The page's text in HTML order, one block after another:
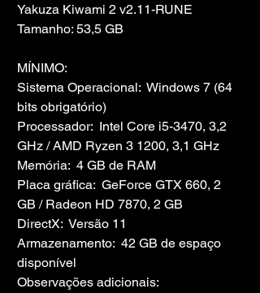
Yakuza Kiwami 2 v2.11-RUNE
Tamanho: 53,5 GB
MÍNIMO:
Sistema Operacional:  Windows 7 (64
bits obrigatório)
Processador:  Intel Core i5-3470, 3,2
GHz / AMD Ryzen 3 1200, 3,1 GHz
Memória:  4 GB de RAM
Placa gráfica:  GeForce GTX 660, 2
GB / Radeon HD 7870, 2 GB
DirectX:  Versão 11
Armazenamento:  42 GB de espaço
disponível
Observações adicionais: